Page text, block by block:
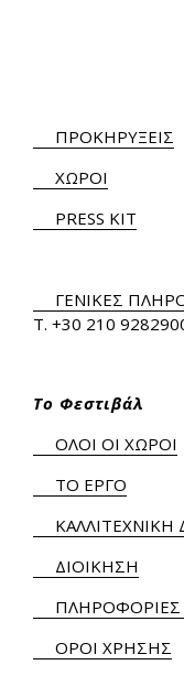
ΠΡΟΚΗΡΥΞΕΙΣ
ΧΩΡΟΙ
PRESS KIT
ΓΕΝΙΚΕΣ
Τ. +30 210
Το Φεστιβάλ
ΟΛΟΙ ΟΙ ΧΩΡΟΙ
ΤΟ ΕΡΓΟ
ΚΑΛΛΙΤΕΧΝΙΚΗ
ΔΙΟΙΚΗΣΗ
ΠΛΗΡΟΦΟΡΙΕΣ
ΟΡΟΙ ΧΡΗΣΗΣ